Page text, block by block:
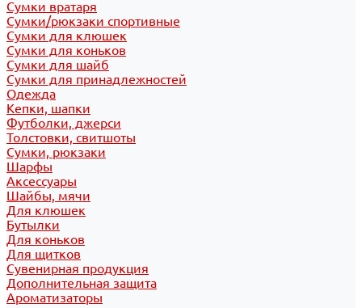
Сумки вратаря
Сумки/рюкзаки спортивные
Сумки для клюшек
Сумки для коньков
Сумки для шайб
Сумки для принадлежностей
Одежда
Кепки, шапки
Футболки, джерси
Толстовки, свитшоты
Сумки, рюкзаки
Шарфы
Аксессуары
Шайбы, мячи
Для клюшек
Бутылки
Для коньков
Для щитков
Сувенирная продукция
Дополнительная защита
Ароматизаторы